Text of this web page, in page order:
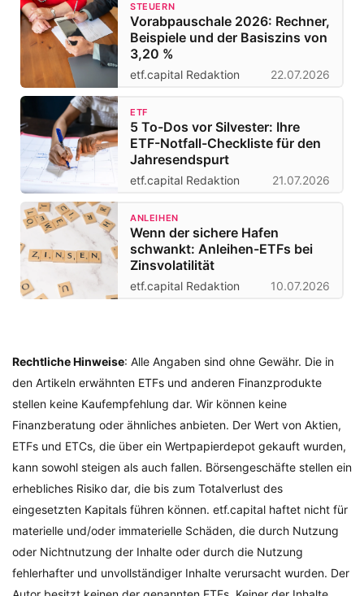
STEUERN
Vorabpauschale 2026: Rechner,
Beispiele und der Basiszins von
3,20 %
etf.capital Redaktion 22.07.2026
ETF
5 To-Dos vor Silvester: Ihre
ETF-Notfall-Checkliste für den
Jahresendspurt
etf.capital Redaktion 21.07.2026
ANLEIHEN
Wenn der sichere Hafen
schwankt: Anleihen-ETFs bei
Zinsvolatilität
etf.capital Redaktion 10.07.2026
Rechtliche Hinweise: Alle Angaben sind ohne Gewähr. Die in
den Artikeln erwähnten ETFs und anderen Finanzprodukte
stellen keine Kaufempfehlung dar. Wir können keine
Finanzberatung oder ähnliches anbieten. Der Wert von Aktien,
ETFs und ETCs, die über ein Wertpapierdepot gekauft wurden,
kann sowohl steigen als auch fallen. Börsengeschäfte stellen ein
erhebliches Risiko dar, die bis zum Totalverlust des
eingesetzten Kapitals führen können. etf.capital haftet nicht für
materielle und/oder immaterielle Schäden, die durch Nutzung
oder Nichtnutzung der Inhalte oder durch die Nutzung
fehlerhafter und unvollständiger Inhalte verursacht wurden. Der